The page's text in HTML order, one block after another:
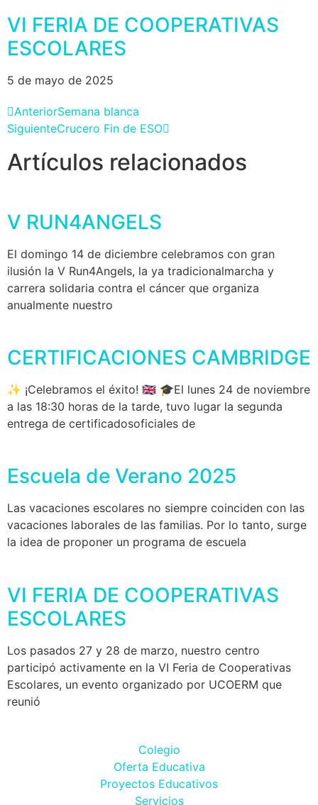
VI FERIA DE COOPERATIVAS
ESCOLARES
5 de mayo de 2025
AnteriorSemana blanca
SiguienteCrucero Fin de ESO
Artículos relacionados
V RUN4ANGELS
El domingo 14 de diciembre celebramos con gran
ilusión la V Run4Angels, la ya tradicionalmarcha y
carrera solidaria contra el cáncer que organiza
anualmente nuestro
CERTIFICACIONES CAMBRIDGE
✨ ¡Celebramos el éxito! 🇬🇧 🎓El lunes 24 de noviembre
a las 18:30 horas de la tarde, tuvo lugar la segunda
entrega de certificadosoficiales de
Escuela de Verano 2025
Las vacaciones escolares no siempre coinciden con las
vacaciones laborales de las familias. Por lo tanto, surge
la idea de proponer un programa de escuela
VI FERIA DE COOPERATIVAS
ESCOLARES
Los pasados 27 y 28 de marzo, nuestro centro
participó activamente en la VI Feria de Cooperativas
Escolares, un evento organizado por UCOERM que
reunió
Colegio
Oferta Educativa
Proyectos Educativos
Servicios